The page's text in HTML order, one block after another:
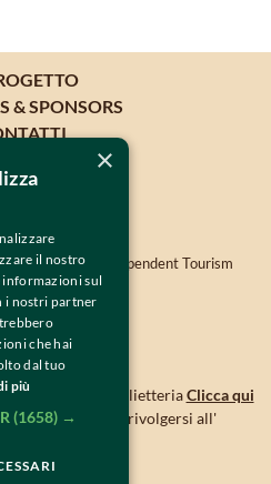
& SPONSORS
- The Independent Tourism
-twissen.com-
della biglietteriaClicca qui
e l'evento, rivolgersi all'
di accessibilità
×
il nostro
sul
i nostri partner
che hai
dal tuo
più
(1658) →